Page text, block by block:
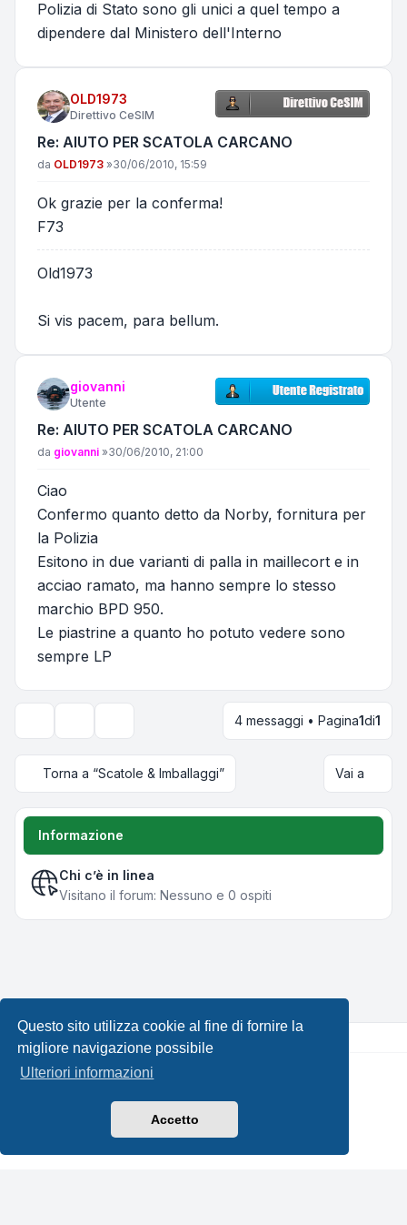
Questo sito utilizza cookie al fine di fornire la
migliore navigazione possibile
Ulteriori informazioni
Accetto
Polizia di Stato sono gli unici a quel tempo a
dipendere dal Ministero dell'Interno
OLD1973
Direttivo CeSIM
Re: AIUTO PER SCATOLA CARCANO
Messaggio
da OLD1973 »30/06/2010, 15:59
Ok grazie per la conferma!
F73
Old1973
Si vis pacem, para bellum.
giovanni
Utente
Re: AIUTO PER SCATOLA CARCANO
Messaggio
da giovanni »30/06/2010, 21:00
Ciao
Confermo quanto detto da Norby, fornitura per
la Polizia
Esitono in due varianti di palla in maillecort e in
acciao ramato, ma hanno sempre lo stesso
marchio BPD 950.
Le piastrine a quanto ho potuto vedere sono
sempre LP
Opzioni di visualizzazione e ordinamento
4 messaggi • Pagina1di1
Torna a “Scatole & Imballaggi” Vai a
Informazione
Chi c’è in linea
Visitano il forum: Nessuno e 0 ospiti
Creato daphpBB® Forum Software © phpBB Limited •
Leenoz.com
phpBB-Italia.it
Condizioni|Tutti gli orari sono